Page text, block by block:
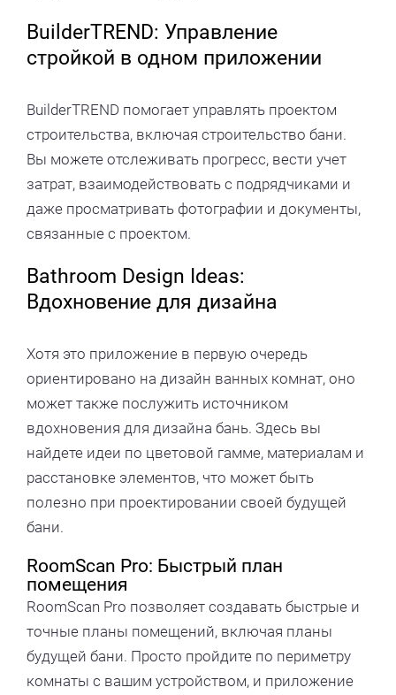
BuilderTREND: Управление
стройкой в одном приложении
BuilderTREND помогает управлять проектом
строительства, включая строительство бани.
Вы можете отслеживать прогресс, вести учет
затрат, взаимодействовать с подрядчиками и
даже просматривать фотографии и документы,
связанные с проектом.
Bathroom Design Ideas:
Вдохновение для дизайна
Хотя это приложение в первую очередь
ориентировано на дизайн ванных комнат, оно
может также послужить источником
вдохновения для дизайна бань. Здесь вы
найдете идеи по цветовой гамме, материалам и
расстановке элементов, что может быть
полезно при проектировании своей будущей
бани.
RoomScan Pro: Быстрый план
помещения
RoomScan Pro позволяет создавать быстрые и
точные планы помещений, включая планы
будущей бани. Просто пройдите по периметру
комнаты с вашим устройством, и приложение